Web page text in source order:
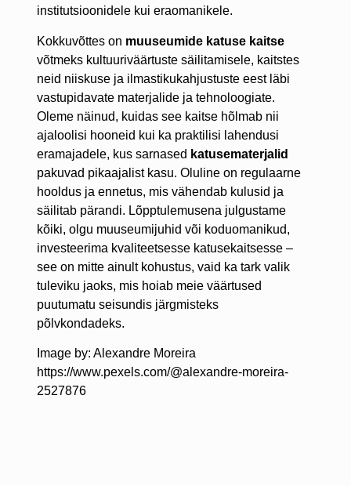
institutsioonidele kui eraomanikele.
Kokkuvõttes on muuseumide katuse kaitse
võtmeks kultuuriväärtuste säilitamisele, kaitstes
neid niiskuse ja ilmastikukahjustuste eest läbi
vastupidavate materjalide ja tehnoloogiate.
Oleme näinud, kuidas see kaitse hõlmab nii
ajaloolisi hooneid kui ka praktilisi lahendusi
eramajadele, kus sarnased katusematerjalid
pakuvad pikaajalist kasu. Oluline on regulaarne
hooldus ja ennetus, mis vähendab kulusid ja
säilitab pärandi. Lõpptulemusena julgustame
kõiki, olgu muuseumijuhid või koduomanikud,
investeerima kvaliteetsesse katusekaitsesse –
see on mitte ainult kohustus, vaid ka tark valik
tuleviku jaoks, mis hoiab meie väärtused
puutumatu seisundis järgmisteks
põlvkondadeks.
Image by: Alexandre Moreira
https://www.pexels.com/@alexandre-moreira-
2527876